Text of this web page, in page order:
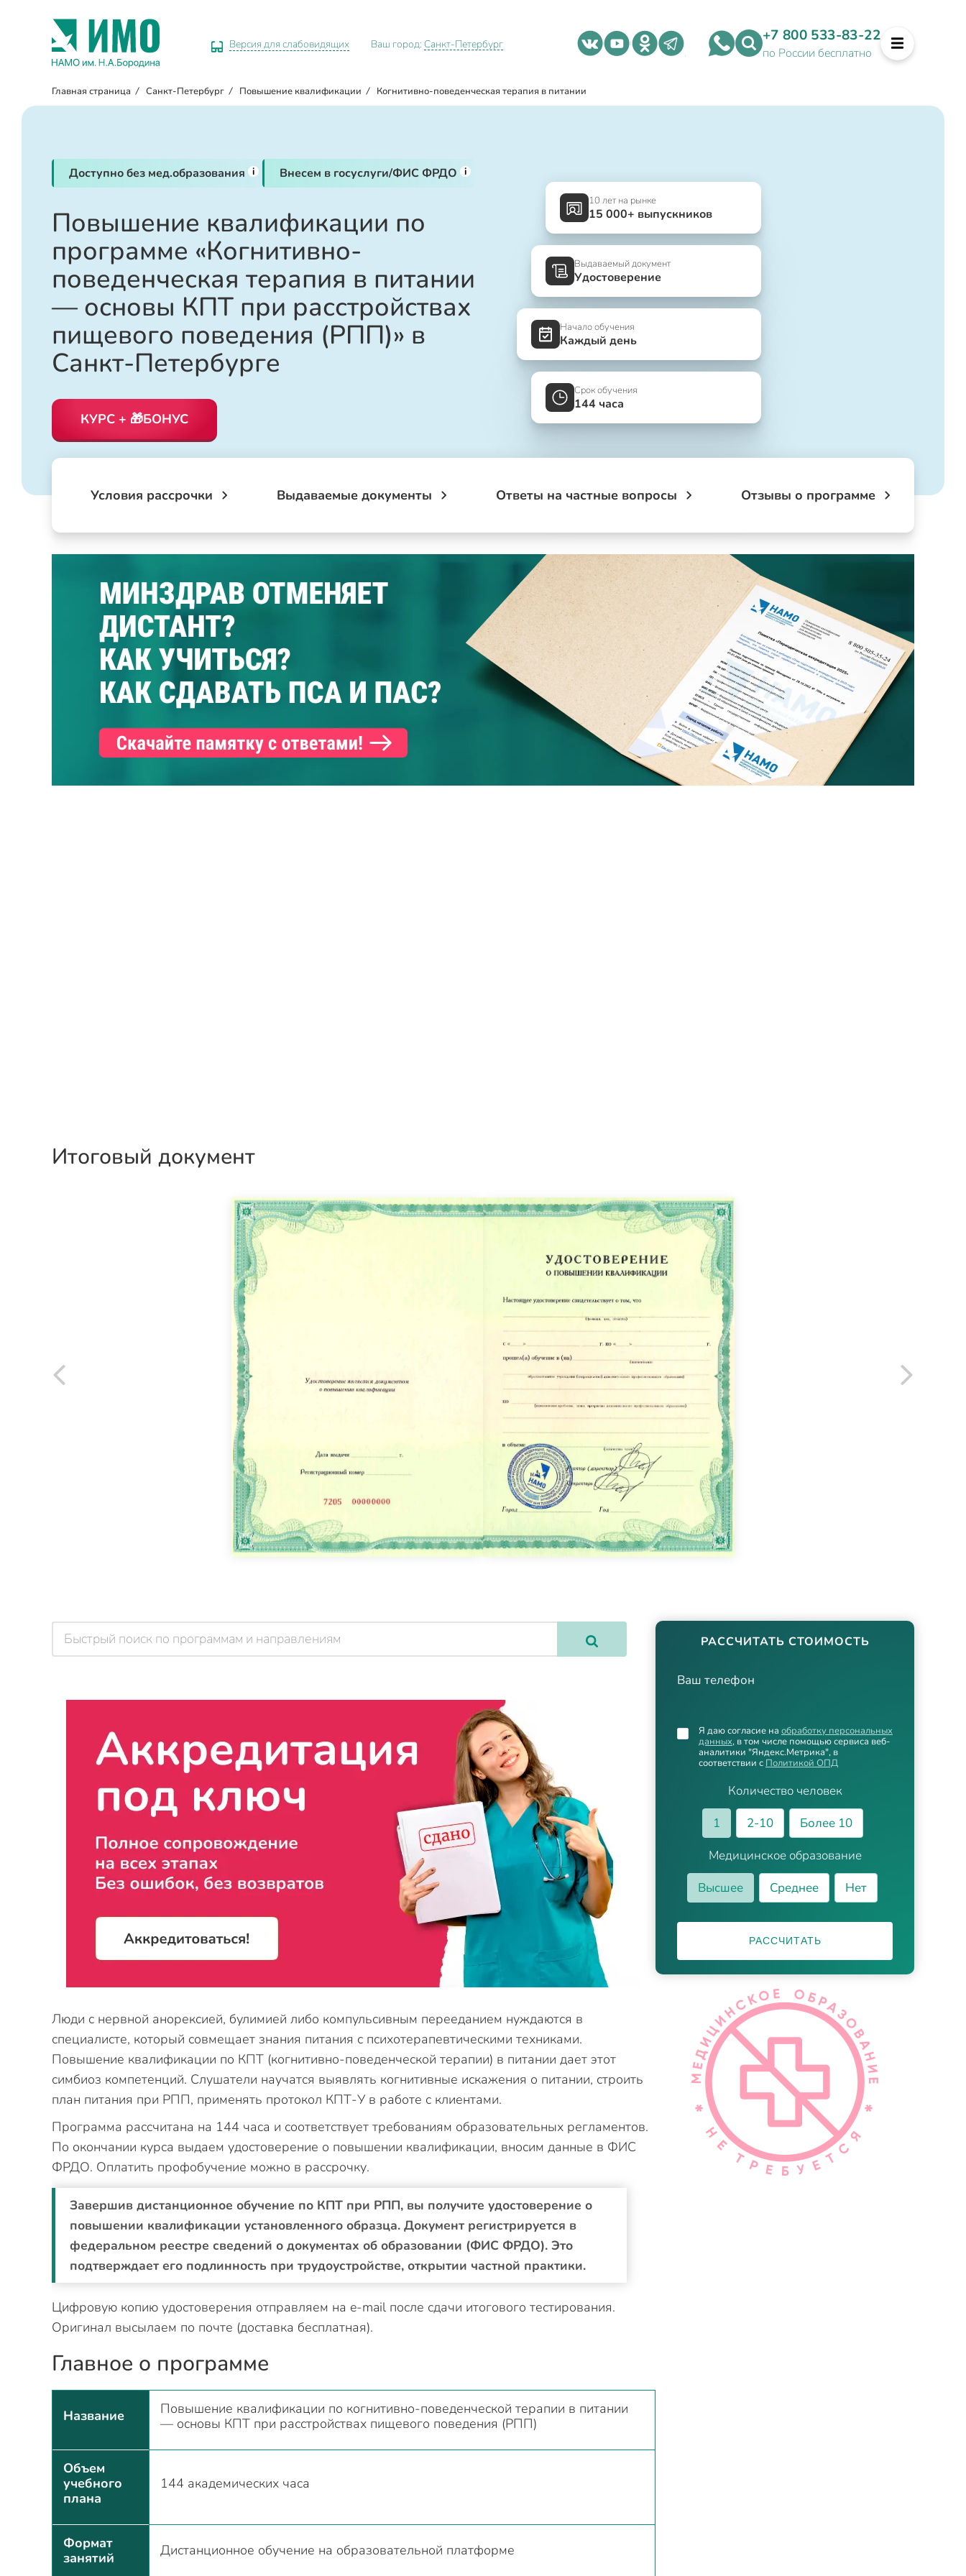
Версия для слабовидящих Ваш город: Санкт-Петербург +7 800 533-83-22
по России бесплатно
Главная страница / Санкт-Петербург / Повышение квалификации / Когнитивно-поведенческая терапия в питании
Доступно без мед.образования i Внесем в госуслуги/ФИС ФРДО i
Повышение квалификации по
программе «Когнитивно-
поведенческая терапия в питании
— основы КПТ при расстройствах
пищевого поведения (РПП)» в
Санкт-Петербурге
КУРС + 🎁БОНУС
10 лет на рынке
15 000+ выпускников
Выдаваемый документ
Удостоверение
Начало обучения
Каждый день
Срок обучения
144 часа
Условия рассрочки Выдаваемые документы Ответы на частные вопросы Отзывы о программе
Итоговый документ
РАССЧИТАТЬ СТОИМОСТЬ
Ваш телефон
Количество человек
1
2-10
Более 10
Медицинское образование
Высшее
Среднее Нет
Я даю согласие на обработку персональных
данных, в том числе помощью сервиса веб-
аналитики "Яндекс.Метрика", в
соответствии с Политикой ОПД
РАССЧИТАТЬ
Люди с нервной анорексией, булимией либо компульсивным перееданием нуждаются в
специалисте, который совмещает знания питания с психотерапевтическими техниками.
Повышение квалификации по КПТ (когнитивно-поведенческой терапии) в питании дает этот
симбиоз компетенций. Слушатели научатся выявлять когнитивные искажения о питании, строить
план питания при РПП, применять протокол КПТ-У в работе с клиентами.
Программа рассчитана на 144 часа и соответствует требованиям образовательных регламентов.
По окончании курса выдаем удостоверение о повышении квалификации, вносим данные в ФИС
ФРДО. Оплатить профобучение можно в рассрочку.
Завершив дистанционное обучение по КПТ при РПП, вы получите удостоверение о
повышении квалификации установленного образца. Документ регистрируется в
федеральном реестре сведений о документах об образовании (ФИС ФРДО). Это
подтверждает его подлинность при трудоустройстве, открытии частной практики.
Цифровую копию удостоверения отправляем на e-mail после сдачи итогового тестирования.
Оригинал высылаем по почте (доставка бесплатная).
Главное о программе
Название
Повышение квалификации по когнитивно-поведенческой терапии в питании
— основы КПТ при расстройствах пищевого поведения (РПП)
Объем
учебного
плана
144 академических часа
Формат
занятий
Дистанционное обучение на образовательной платформе